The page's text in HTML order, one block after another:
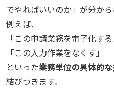
でやればいいのか」が分から
例えば、
「この申請業務を電子化する
「この入力作業をなくす」
といった業務単位の具体的
結びつきます。